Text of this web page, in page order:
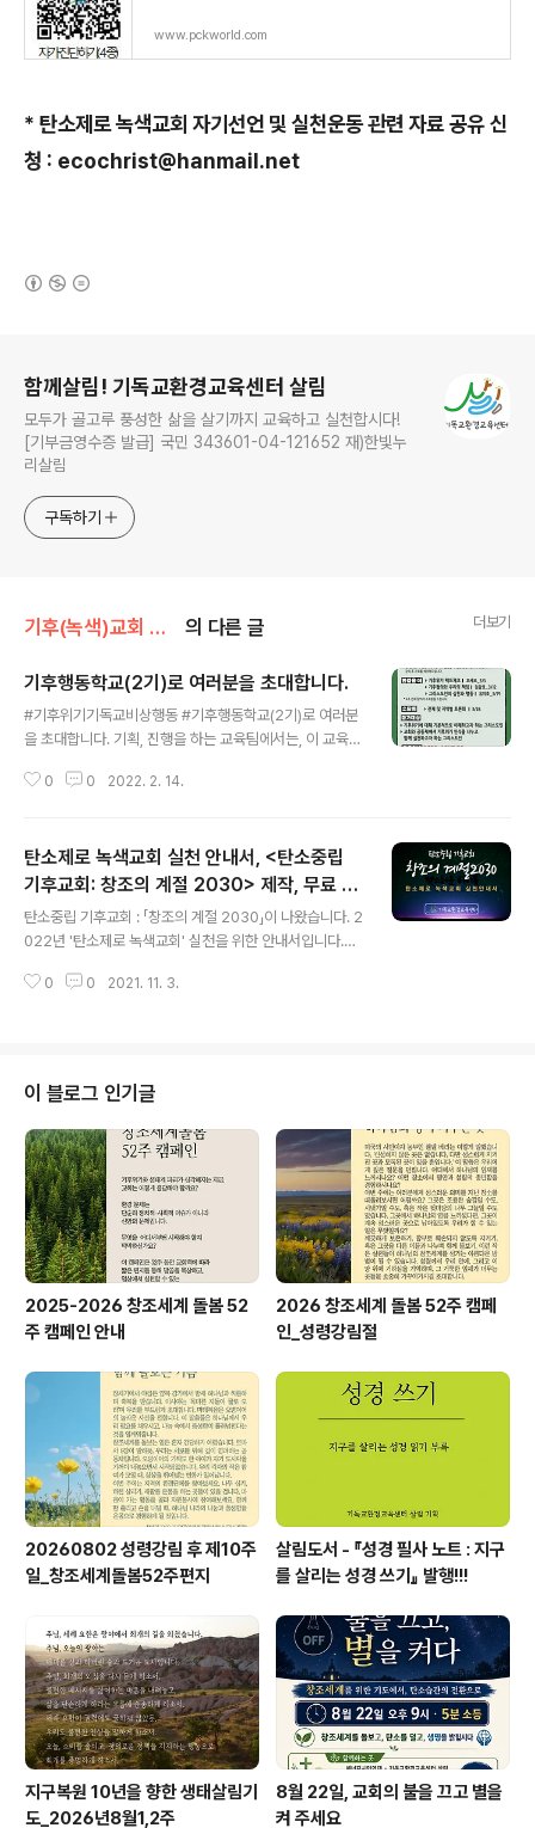
www.pckworld.com
* 탄소제로 녹색교회 자기선언 및 실천운동 관련 자료 공유 신
청 : ecochrist@hanmail.net
함께살림! 기독교환경교육센터 살림
모두가 골고루 풍성한 삶을 살기까지 교육하고 실천합시다!
[기부금영수증 발급] 국민 343601-04-121652 재)한빛누
리살림
구독하기
기후(녹색)교회 이야기/탄소중립 기후교회 의 다른 글 더보기
기후행동학교(2기)로 여러분을 초대합니다.
#기후위기기독교비상행동 #기후행동학교(2기)로 여러분
을 초대합니다. 기획, 진행을 하는 교육팀에서는, 이 교육에
가 함께 참여하여 위기를 인정하고, 함께 변화를 향한 걸음
공유를 부탁드립니다~* # 등록안내 - 등록마감 : 2/25
(금)까지 1. 등록링크 - https://forms.gle/atsPvxnxPd
r7YwRY8 2. 회비 입금 (1만원/ 전체 4강) 국민 479401
-04-389250 박수환(기후학교) * 적립된 회비는 추후
문의사항 : 기후위기기독교비상행동 페이스북 페이..
0 0 2022. 2. 14.
탄소제로 녹색교회 실천 안내서, <탄소중립
기후교회: 창조의 계절 2030> 제작, 무료 공
유
탄소중립 기후교회 : 「창조의 계절 2030」이 나왔습니다. 2
022년 '탄소제로 녹색교회' 실천을 위한 안내서입니다.
와께서 네게 구하시는 것은 오직 정의를 행하며 인자를 사
인주의, 이기주의로 인해 지구는 그야말로 인류 최대의 위
기의 시대를 맞이하고 있습니다. 이러한 위기의 시대에 하
나님은 무엇이라고 말씀하고 계십니까? ‘오직 정의를 행하
며, 인자를 사랑하며, 겸손하게 네 하나님과 함께 행하라’고
말씀하고 계십니다. 그렇습니다. 교회는 하나님의 말씀에
서 교회의 나아가야 할..
0 0 2021. 11. 3.
이 블로그 인기글
2025-2026 창조세계 돌봄 52
주 캠페인 안내
2026 창조세계 돌봄 52주 캠페
인_성령강림절
20260802 성령강림 후 제10주
일_창조세계돌봄52주편지
살림도서 - 『성경 필사 노트 : 지구
를 살리는 성경 쓰기』 발행!!!
지구복원 10년을 향한 생태살림기
도_2026년8월1,2주
8월 22일, 교회의 불을 끄고 별을
켜 주세요